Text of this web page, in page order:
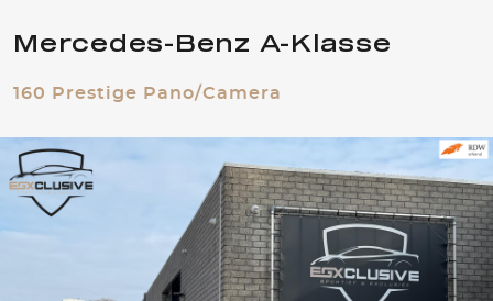
Mercedes-Benz A-Klasse
160 Prestige Pano/Camera